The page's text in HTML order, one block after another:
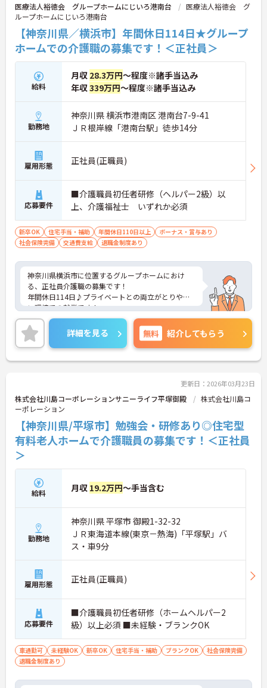
医療法人裕徳会 グループホームにじいろ港南台
医療法人裕徳会 グ
ループホームにじいろ港南台
【神奈川県／横浜市】年間休日114日★グループ
ホームでの介護職の募集です！＜正社員＞
給料
月収 28.3万円～程度※諸手当込み
年収339万円～程度※諸手当込み
勤務地
神奈川県 横浜市港南区 港南台7-9-41
ＪＲ根岸線「港南台駅」徒歩14分
雇用形態 正社員(正職員)
応募要件
■介護職員初任者研修（ヘルパー2級）以
上、介護福祉士 いずれか必須
新卒OK 住宅手当・補助 年間休日110日以上
ボーナス・賞与あり
社会保険完備
交通費支給 退職金制度あり
神奈川県横浜市に位置するグループホームにおけ
る、正社員介護職の募集です！
年間休日114日♪プライベートとの両立がとりやす
い環境での就業です！
ご興味ある方には、面接対策ポイントなど、さらに
詳細をお話しいたしますのでお気軽にご相談くださ
い。
詳細を見る 無料 紹介してもらう
更新日：2026年03月23日
株式会社川島コーポレーションサニーライフ平塚御殿
株式会社川島コ
ーポレーション
【神奈川県/平塚市】勉強会・研修あり◎住宅型
有料老人ホームで介護職員の募集です！＜正社員
＞
給料 月収 19.2万円～手当含む
勤務地
神奈川県 平塚市 御殿1-32-32
ＪＲ東海道本線(東京－熱海)「平塚駅」バ
ス・車9分
雇用形態 正社員(正職員)
応募要件
■介護職員初任者研修（ホームヘルパー2
級）以上必須 ■未経験・ブランクOK
車通勤可 未経験OK 新卒OK 住宅手当・補助 ブランクOK
社会保険完備
退職金制度あり